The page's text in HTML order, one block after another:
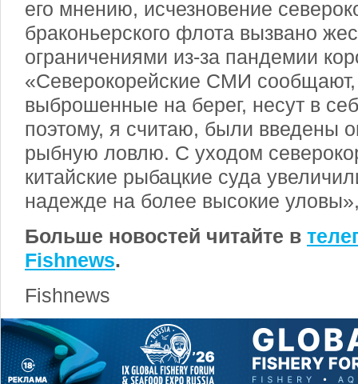
его мнению, исчезновение
браконьерского флота вызвано
ограничениями из-за пандемии
«Северокорейские СМИ
выброшенные на берег, несут в
поэтому, я считаю, были введены
рыбную ловлю. С уходом
китайские рыбацкие суда
надежде на более высокие уловы»,
Больше новостей читайте в
Fishnews.
Fishnews